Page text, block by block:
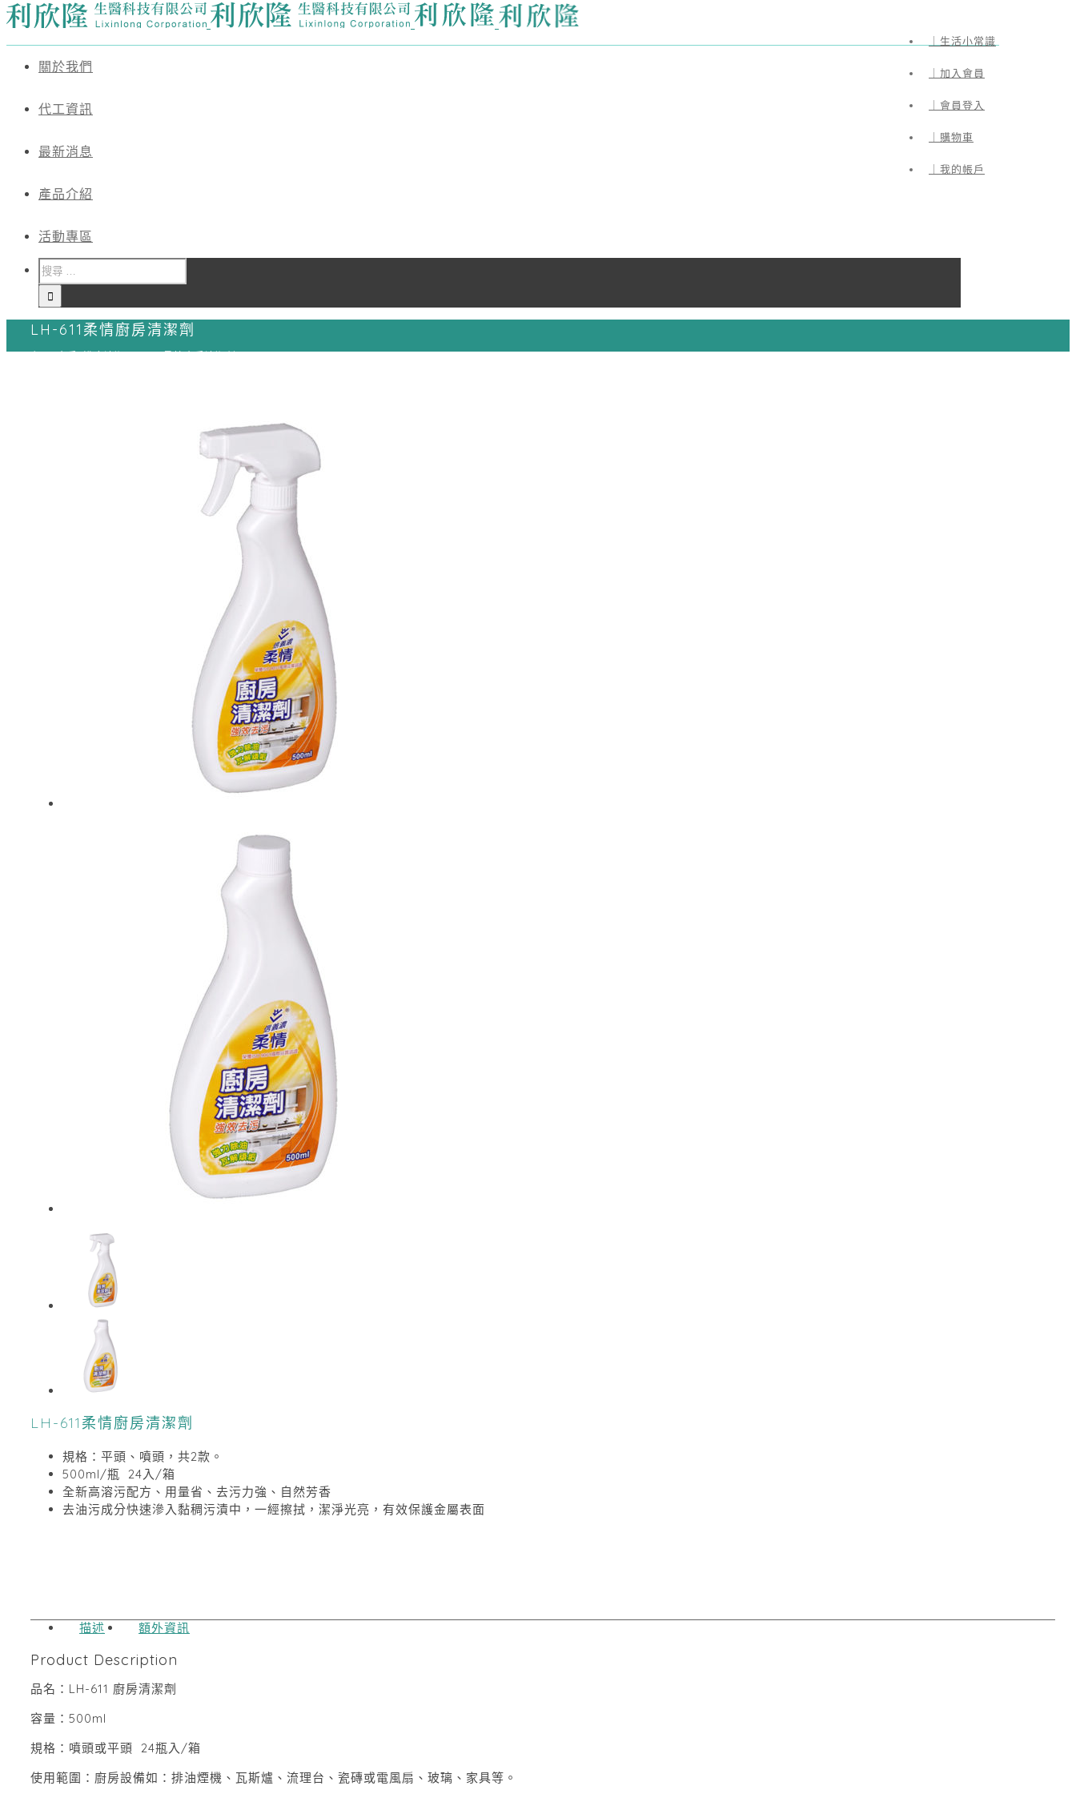
｜生活小常識
｜加入會員
｜會員登入
｜購物車
｜我的帳戶
關於我們
代工資訊
最新消息
產品介紹
活動專區
LH-611柔情廚房清潔劑
LH-611柔情廚房清潔劑
規格：平頭、噴頭，共2款。
500ml/瓶 24入/箱
全新高溶污配方、用量省、去污力強、自然芳香
去油污成分快速滲入黏稠污漬中，一經擦拭，潔淨光亮，有效保護金屬表面
描述 額外資訊
Product Description
品名：LH-611 廚房清潔劑
容量：500ml
規格：噴頭或平頭 24瓶入/箱
使用範圍：廚房設備如：排油煙機、瓦斯爐、流理台、瓷磚或電風扇、玻璃、家具等。